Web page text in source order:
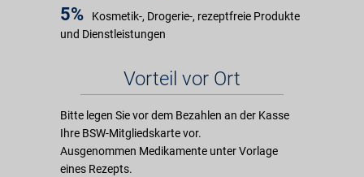
5%
Kosmetik-, Drogerie-, rezeptfreie Produkte
und Dienstleistungen
Vorteil vor Ort
Bitte legen Sie vor dem Bezahlen an der Kasse
Ihre BSW-Mitgliedskarte vor.
Ausgenommen Medikamente unter Vorlage
eines Rezepts.